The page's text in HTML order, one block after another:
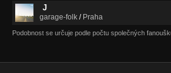
J
garage-folk / Praha
Podobnost se určuje podle počtu společných